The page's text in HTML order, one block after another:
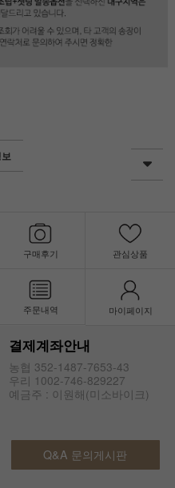
구매후기 관심상품
주문내역 마이페이지
결제계좌안내
농협 352-1487-7653-43
우리 1002-746-829227
예금주 : 이원해(미소바이크)
Q&A 문의게시판